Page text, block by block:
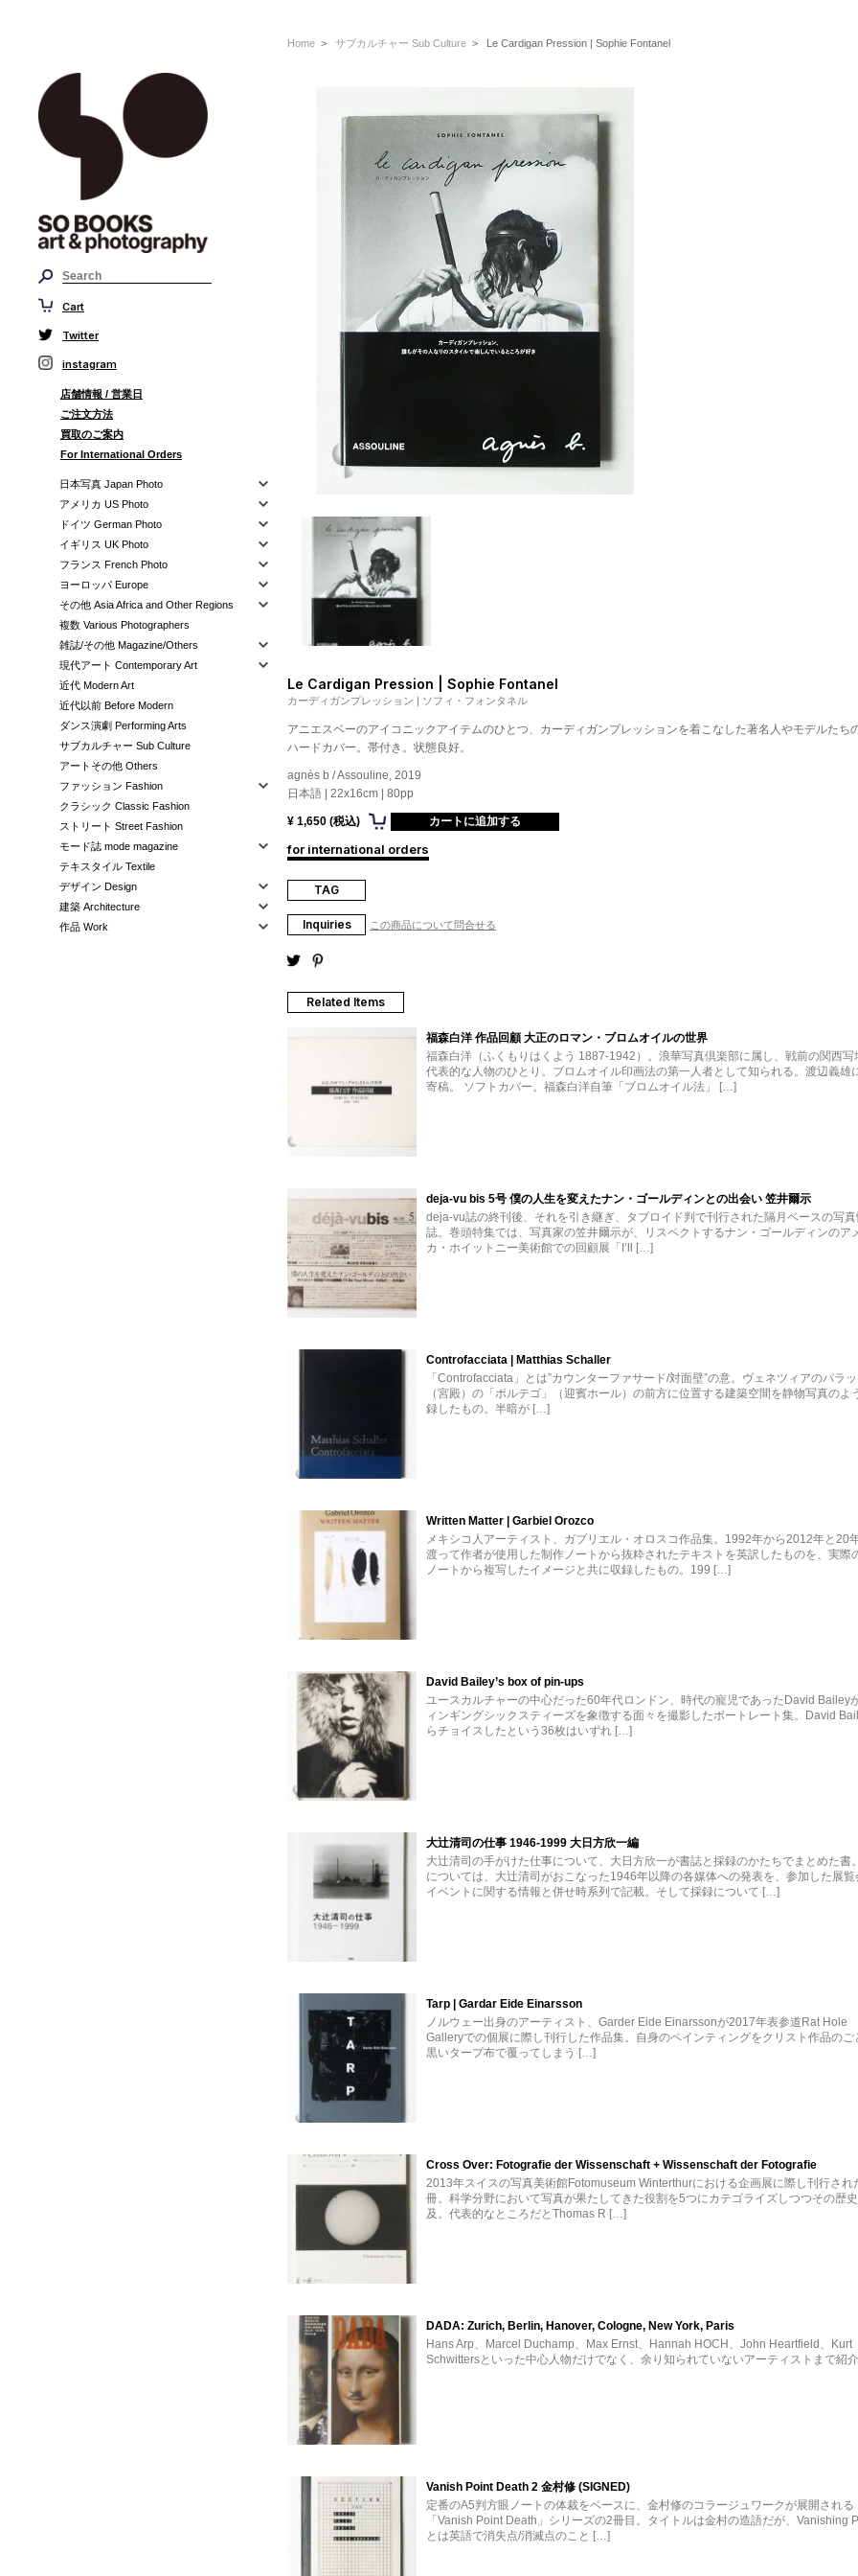
Cart
Twitter
instagram
店舗情報 / 営業日
ご注文方法
買取のご案内
For International Orders
日本写真 Japan Photo
アメリカ US Photo
ドイツ German Photo
イギリス UK Photo
フランス French Photo
ヨーロッパ Europe
その他 Asia Africa and Other Regions
複数 Various Photographers
雑誌/その他 Magazine/Others
現代アート Contemporary Art
近代 Modern Art
近代以前 Before Modern
ダンス演劇 Performing Arts
サブカルチャー Sub Culture
アートその他 Others
ファッション Fashion
クラシック Classic Fashion
ストリート Street Fashion
モード誌 mode magazine
テキスタイル Textile
デザイン Design
建築 Architecture
作品 Work
Home > サブカルチャー Sub Culture > Le Cardigan Pression | Sophie Fontanel
Le Cardigan Pression | Sophie Fontanel
カーディガンプレッション | ソフィ・フォンタネル
アニエスベーのアイコニックアイテムのひとつ、カーディガンプレッションを着こなした著名人やモデルたち
ハードカバー。帯付き。状態良好。
agnès b / Assouline, 2019
日本語 | 22x16cm | 80pp
¥ 1,650 (税込)
for international orders
TAG
Inquiries この商品について問合せる
Related Items
福森白洋 作品回顧 大正のロマン・ブロムオイルの世界
福森白洋（ふくもりはくよう 1887-1942）。浪華写真倶楽部に属し、戦前の関西写
代表的な人物のひとり。ブロムオイル印画法の第一人者として知られる。渡辺義雄
寄稿。 ソフトカバー。福森白洋自筆「ブロムオイル法」 […]
deja-vu bis 5号 僕の人生を変えたナン・ゴールディンとの出会い 笠井爾示
deja-vu誌の終刊後、それを引き継ぎ、タブロイド判で刊行された隔月ベースの写真
誌。巻頭特集では、写真家の笠井爾示が、リスペクトするナン・ゴールディンのア
カ・ホイットニー美術館での回顧展「I’ll […]
Controfacciata | Matthias Schaller
「Controfacciata」とは”カウンターファサード/対面壁”の意。ヴェネツィアのパラ
（宮殿）の「ポルテゴ」（迎賓ホール）の前方に位置する建築空間を静物写真のよ
録したもの。半暗が […]
Written Matter | Garbiel Orozco
メキシコ人アーティスト、ガブリエル・オロスコ作品集。1992年から2012年と20
渡って作者が使用した制作ノートから抜粋されたテキストを英訳したものを、実際
ノートから複写したイメージと共に収録したもの。199 […]
David Bailey’s box of pin-ups
ユースカルチャーの中心だった60年代ロンドン、時代の寵児であったDavid Bailey
ィンギングシックスティーズを象徴する面々を撮影したポートレート集。David
らチョイスしたという36枚はいずれ […]
大辻清司の仕事 1946-1999 大日方欣一編
大辻清司の手がけた仕事について、大日方欣一が書誌と採録のかたちでまとめた書
については、大辻清司がおこなった1946年以降の各媒体への発表を、参加した展覧
イベントに関する情報と併せ時系列で記載。そして採録について […]
Tarp | Gardar Eide Einarsson
ノルウェー出身のアーティスト、Garder Eide Einarssonが2017年表参道Rat Hole
Galleryでの個展に際し刊行した作品集。自身のペインティングをクリスト作品のご
黒いタープ布で覆ってしまう […]
Cross Over: Fotografie der Wissenschaft + Wissenschaft der Fotografie
2013年スイスの写真美術館Fotomuseum Winterthurにおける企画展に際し刊行され
冊。科学分野において写真が果たしてきた役割を5つにカテゴライズしつつその歴
及。代表的なところだとThomas R […]
DADA: Zurich, Berlin, Hanover, Cologne, New York, Paris
Hans Arp、Marcel Duchamp、Max Ernst、Hannah HOCH、John Heartfield、Kurt
Schwittersといった中心人物だけでなく、余り知られていないアーティストまで紹
Vanish Point Death 2 金村修 (SIGNED)
定番のA5判方眼ノートの体裁をベースに、金村修のコラージュワークが展開される
「Vanish Point Death」シリーズの2冊目。タイトルは金村の造語だが、Vanishing
とは英語で消失点/消滅点のこと […]